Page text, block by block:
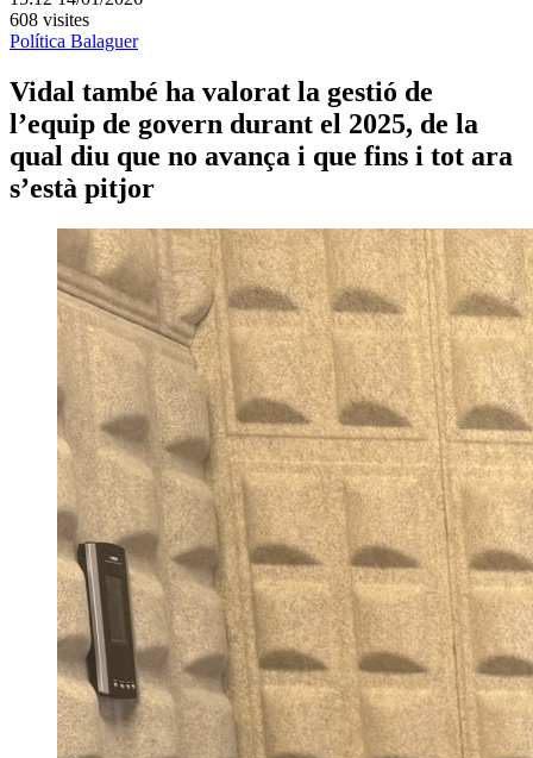
608 visites
Política Balaguer
Vidal també ha valorat la gestió de
l’equip de govern durant el 2025, de la
qual diu que no avança i que fins i tot ara
s’està pitjor